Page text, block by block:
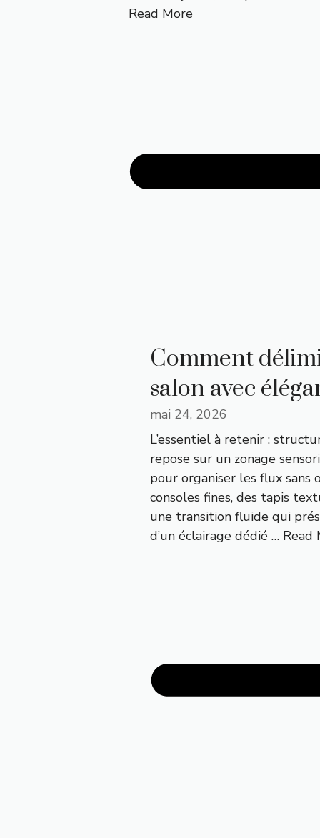
Read More
Comment
salon avec
mai 24, 2026
L’essentiel à retenir :
repose sur un zonage
pour organiser les flux sans
consoles fines, des tapis
une transition fluide qui
d’un éclairage dédié … Read